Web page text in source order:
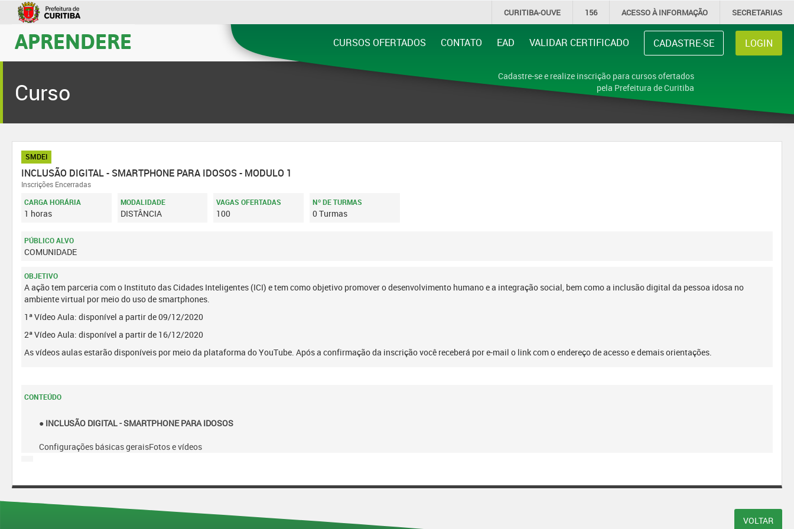
CURITIBA-OUVE 156 ACESSO ÀINFORMAÇÃO SECRETARIAS
APRENDERE CURSOS OFERTADOS CONTATO EAD VALIDAR CERTIFICADO CADASTRE-SE LOGIN
Curso
SMDEI
INCLUSÃO DIGITAL - SMARTPHONE PARA IDOSOS - MODULO 1
Inscrições Encerradas
CARGA HORÁRIA
1 horas
MODALIDADE
DISTÂNCIA
VAGAS OFERTADAS
100
Nº DE TURMAS
0 Turmas
PÚBLICO ALVO
COMUNIDADE
OBJETIVO
A ação tem parceria com o Instituto das Cidades Inteligentes (ICI) e tem como objetivo promover o desenvolvimento humano e a integração social, bem como a inclusão digital da pessoa idosa no
ambiente virtual por meio do uso de smartphones.
1ª Vídeo Aula: disponível a partir de 09/12/2020
2ª Vídeo Aula: disponível a partir de 16/12/2020
As vídeos aulas estarão disponíveis por meio da plataforma do YouTube. Após a confirmação da inscrição você receberá por e-mail o link com o endereço de acesso e demais orientações.
CONTEÚDO
● INCLUSÃO DIGITAL - SMARTPHONE PARA IDOSOS
Configurações básicas geraisFotos e vídeos
VOLTAR